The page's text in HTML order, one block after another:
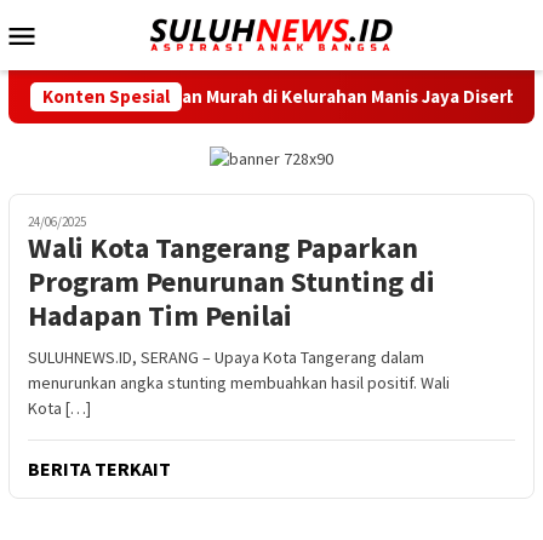
ke
Mobile
Konten Spesial
Pangan Murah di Kelurahan Manis Jaya Diserbu Warga
24/06/2025
Wali Kota Tangerang Paparkan
Program Penurunan Stunting di
Hadapan Tim Penilai
SULUHNEWS.ID, SERANG – Upaya Kota Tangerang dalam
menurunkan angka stunting membuahkan hasil positif. Wali
Kota […]
BERITA TERKAIT